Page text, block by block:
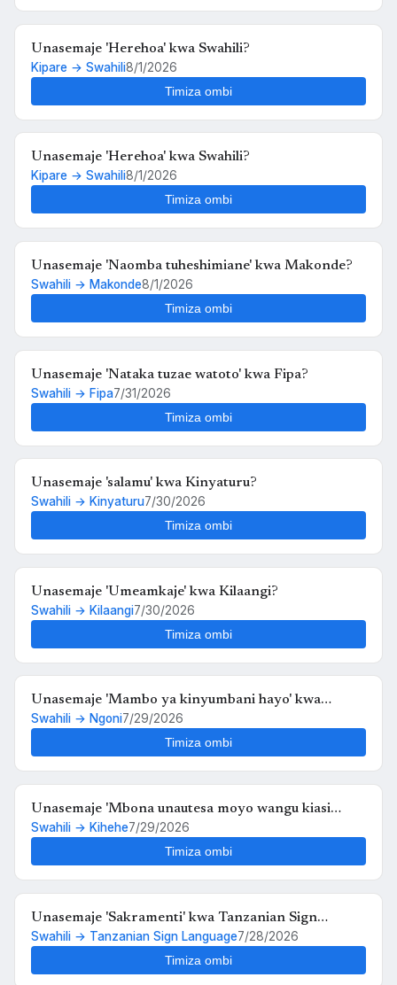
Unasemaje 'Herehoa' kwa Swahili?
Kipare → Swahili8/1/2026
Timiza ombi
Unasemaje 'Herehoa' kwa Swahili?
Kipare → Swahili8/1/2026
Timiza ombi
Unasemaje 'Naomba tuheshimiane' kwa Makonde?
Swahili → Makonde8/1/2026
Timiza ombi
Unasemaje 'Nataka tuzae watoto' kwa Fipa?
Swahili → Fipa7/31/2026
Timiza ombi
Unasemaje 'salamu' kwa Kinyaturu?
Swahili → Kinyaturu7/30/2026
Timiza ombi
Unasemaje 'Umeamkaje' kwa Kilaangi?
Swahili → Kilaangi7/30/2026
Timiza ombi
Unasemaje 'Mambo ya kinyumbani hayo' kwa
Ngoni?
Swahili → Ngoni7/29/2026
Timiza ombi
Unasemaje 'Mbona unautesa moyo wangu kiasi
hiko,,au kosa langu ni upendo wangu kwako' kwa
Swahili → Kihehe7/29/2026
Timiza ombi
Unasemaje 'Sakramenti' kwa Tanzanian Sign
Language?
Swahili → Tanzanian Sign Language7/28/2026
Timiza ombi